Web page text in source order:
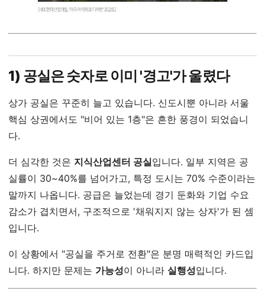
1) 공실은 숫자로 이미 '경고'가 울렸다
상가 공실은 꾸준히 늘고 있습니다. 신도시뿐 아니라 서울
핵심 상권에서도 "비어 있는 1층"은 흔한 풍경이 되었습니
다.
더 심각한 것은 지식산업센터 공실입니다. 일부 지역은 공
실률이 30~40%를 넘어가고, 특정 도시는 70% 수준이라는
말까지 나옵니다. 공급은 늘었는데 경기 둔화와 기업 수요
감소가 겹치면서, 구조적으로 '채워지지 않는 상자'가 된 셈
입니다.
이 상황에서 "공실을 주거로 전환"은 분명 매력적인 카드입
니다. 하지만 문제는 가능성이 아니라 실행성입니다.